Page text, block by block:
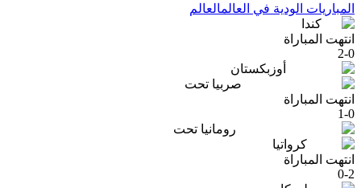
المباريات الودية في العالمالعالم
كندا
انتهت المباراة
2-0
أوزبكستان
صربيا تحت
انتهت المباراة
1-0
رومانيا تحت
كرواتيا
انتهت المباراة
0-2